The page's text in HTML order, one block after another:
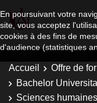
En poursuivant votre
site, vous acceptez
cookies à des fins de
d'audience (statistiques
Accueil
Offre de
Bachelor
Sciences